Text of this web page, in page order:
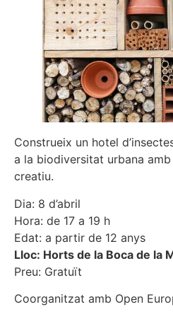
Construeix un hotel
a la biodiversitat urbana
creatiu.
Dia: 8 d’abril
Hora: de 17 a 19 h
Edat: a partir de 12 anys
Lloc: Horts de la Boca de la
Preu: Gratuït
Coorganitzat amb Open